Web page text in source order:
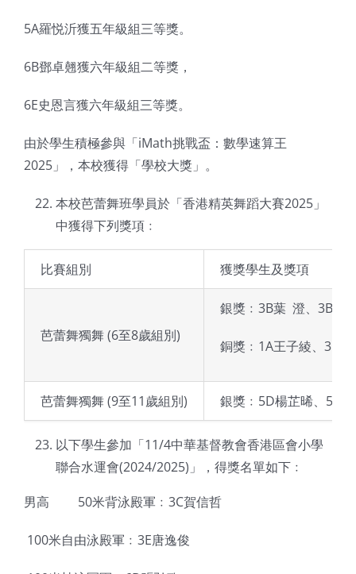
5A羅悦沂獲五年級組三等獎。
6B鄧卓翹獲六年級組二等獎，
6E史恩言獲六年級組三等獎。
由於學生積極參與「iMath挑戰盃：數學速算王
2025」，本校獲得「學校大獎」。
本校芭蕾舞班學員於「香港精英舞蹈大賽2025」
中獲得下列獎項﹕
比賽組別 獲獎學生及獎項
芭蕾舞獨舞 (6至8歲組別)
銀獎﹕3B葉 澄、3B陳
銅獎﹕1A王子綾、3D
芭蕾舞獨舞 (9至11歲組別) 銀獎﹕5D楊芷晞、5E
以下學生參加「11/4中華基督教會香港區會小學
聯合水運會(2024/2025)」，得獎名單如下﹕
男高  50米背泳殿軍﹕3C賀信哲
 100米自由泳殿軍﹕3E唐逸俊